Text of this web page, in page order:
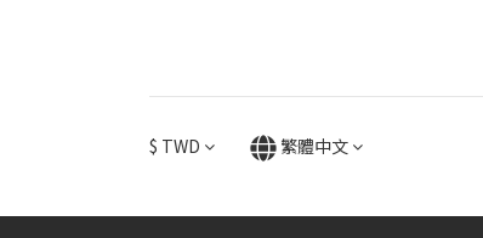
$ TWD 繁體中文